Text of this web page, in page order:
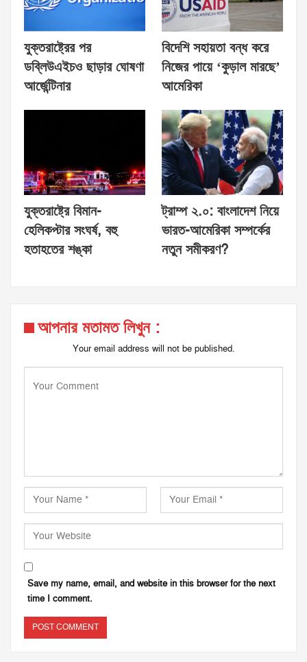
যুক্তরাষ্ট্রের পর
ডব্লিউএইচও ছাড়ার ঘোষণা
আর্জেন্টিনার
বিদেশি সহায়তা বন্ধ করে
নিজের পায়ে ‘কুড়াল মারছে’
আমেরিকা
যুক্তরাষ্ট্রে বিমান-
হেলিকপ্টার সংঘর্ষ, বহু
হতাহতের শঙ্কা
ট্রাম্প ২.০: বাংলাদেশ নিয়ে
ভারত-আমেরিকা সম্পর্কের
নতুন সমীকরণ?
আপনার মতামত লিখুন :
Your email address will not be published.
Save my name, email, and website in this browser for the next
time I comment.